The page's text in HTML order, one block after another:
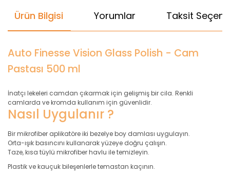
Ürün Bilgisi Yorumlar Taksit
Auto Finesse Vision Glass Polish - Cam
Pastası 500 ml
İnatçı lekeleri camdan çıkarmak için gelişmiş bir cila. Renkli
camlarda ve kromda kullanım için güvenlidir.
Nasıl Uygulanır ?
Bir mikrofiber aplikatöre iki bezelye boy damlası uygulayın.
Orta-ışık basıncını kullanarak yüzeye doğru çalışın.
Taze, kısa tüylü mikrofiber havlu ile temizleyin.
Plastik ve kauçuk bileşenlerle temastan kaçının.